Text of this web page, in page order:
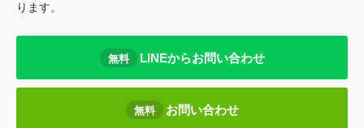
ります。
無料 LINEからお問い合わせ
無料 お問い合わせ